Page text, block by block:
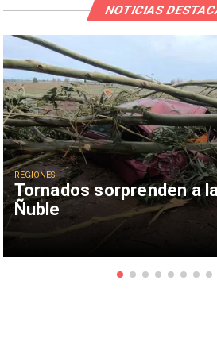
Tornados sorprenden a
Ñuble
REGIONES
NOTICIAS